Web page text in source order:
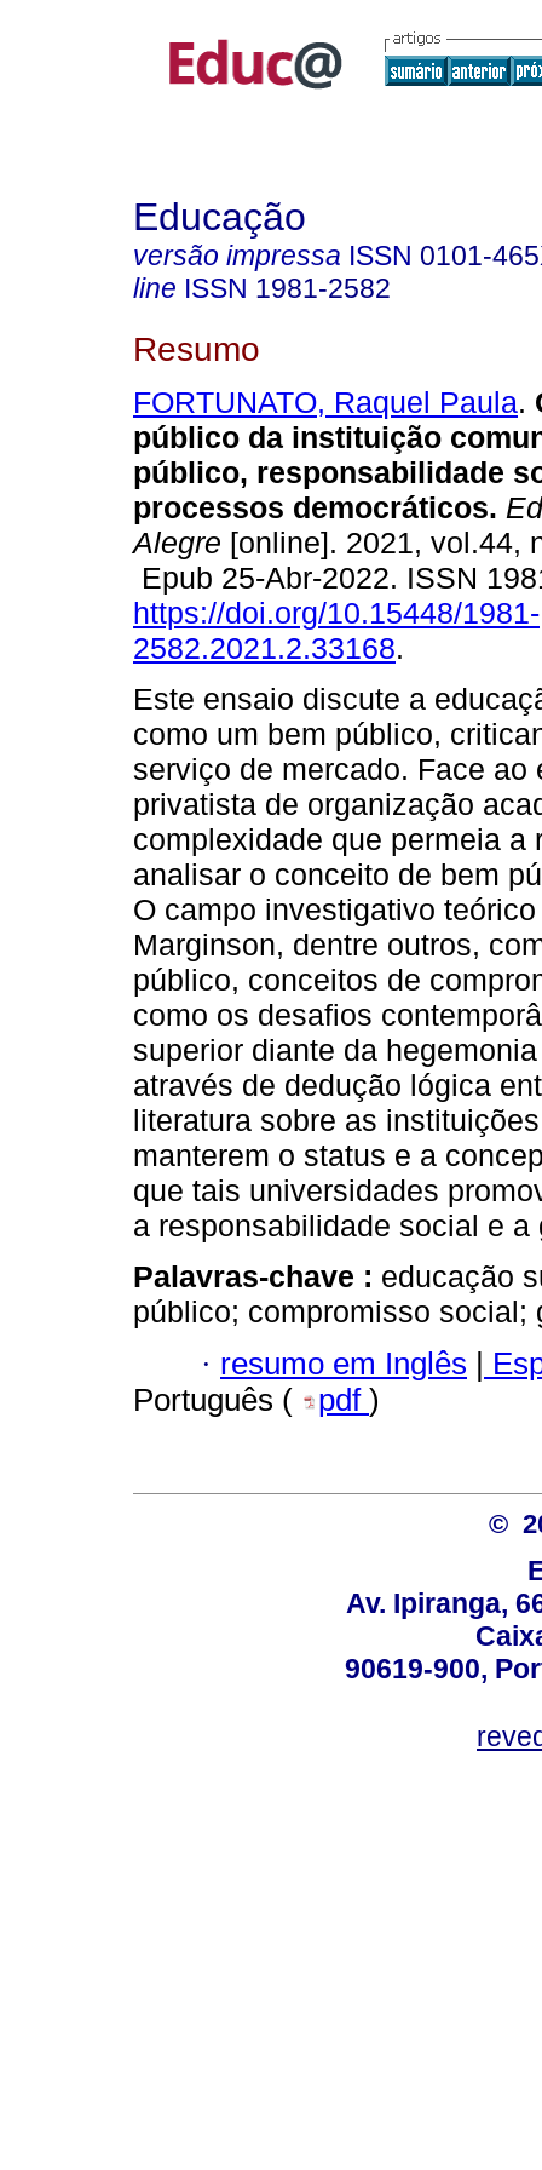
Educação
versão impressa ISSN 0101-
line ISSN 1981-2582
Resumo
FORTUNATO, Raquel Paula.
público da instituição
público, responsabilidade
processos democráticos.
Alegre [online]. 2021, vol.44,
Epub 25-Abr-2022. ISSN
https://doi.org/10.15448/1981-
2582.2021.2.33168.
Este ensaio discute a
como um bem público,
serviço de mercado. Face
privatista de organização
complexidade que permeia
analisar o conceito de bem
O campo investigativo
Marginson, dentre outros,
público, conceitos de
como os desafios
superior diante da
através de dedução lógica
literatura sobre as
manterem o status e a
que tais universidades
a responsabilidade social e
Palavras-chave : educação
público; compromisso
· resumo em Inglês |
Português (
pdf )
©
Av. Ipiranga,
90619-900,